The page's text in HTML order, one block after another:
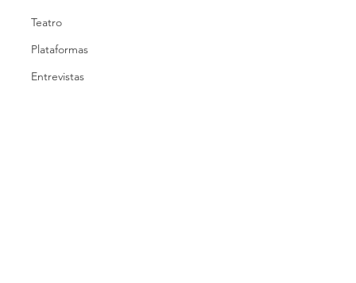
Teatro
Plataformas
Entrevistas